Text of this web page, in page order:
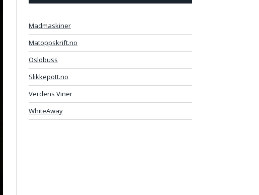
Madmaskiner
Matoppskrift.no
Oslobuss
Slikkepott.no
Verdens Viner
WhiteAway